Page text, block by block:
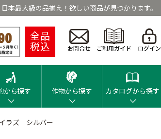
本最大級の品揃え！欲しい商品が見つかります。
全品
税込 お問合せ ご利用ガイド ログイン
から探す 作物から探す カタログから探す
ラズ シルバー